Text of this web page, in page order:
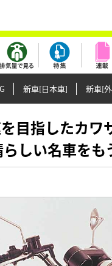
新車[日本車] 新車[
目指したカワ
しい名車をも